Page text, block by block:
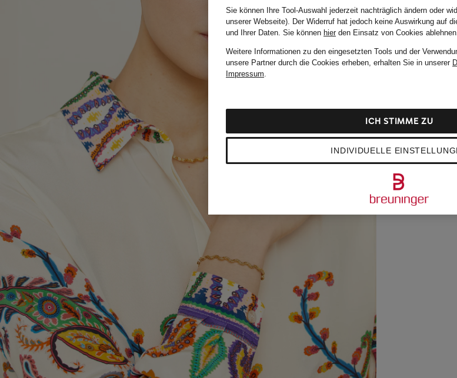
Sie können Ihre Tool-Auswahl jederzeit nachträglich ändern oder
unserer Webseite). Der Widerruf hat jedoch keine Auswirkung auf
und Ihrer Daten. Sie können hierden Einsatz von Cookies
Weitere Informationen zu den eingesetzten Tools und der
unsere Partner durch die Cookies erheben, erhalten Sie in unserer
Impressum.
INDIVIDUELLE
ICH STIMME ZU